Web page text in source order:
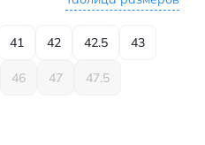
41 42 42.5 43
46 47 47.5